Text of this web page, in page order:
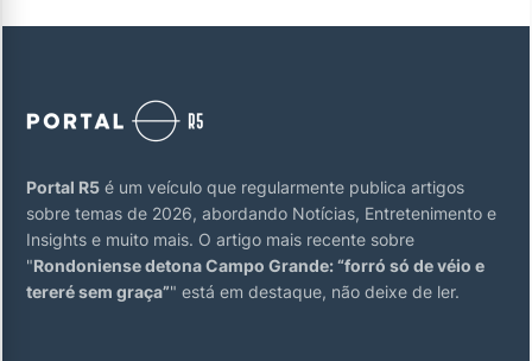
Portal R5 é um veículo que regularmente publica artigos
sobre temas de 2026, abordando Notícias, Entretenimento e
Insights e muito mais. O artigo mais recente sobre
"Rondoniense detona Campo Grande: “forró só de véio e
tereré sem graça”" está em destaque, não deixe de ler.